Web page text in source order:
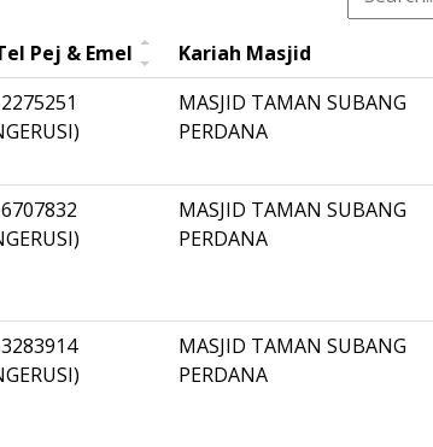
Pej & Emel Kariah Masjid
MASJID TAMAN SUBANG
PERDANA
MASJID TAMAN SUBANG
PERDANA
MASJID TAMAN SUBANG
PERDANA